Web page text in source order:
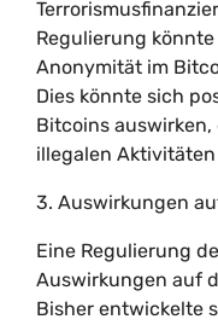
Regulierung
Anonymität im
Dies könnte sich
Bitcoins
illegalen
3. Auswirkungen
Eine Regulierung
Auswirkungen auf
Bisher entwickelte